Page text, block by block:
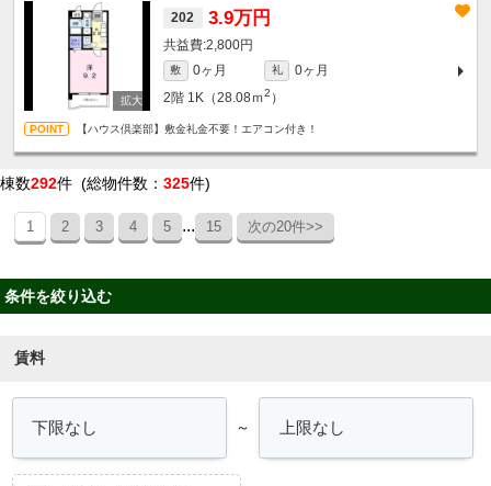
202 3.9万円
2,800円
敷 0ヶ月 礼
0ヶ月
2階 1K（28.08ｍ2 ）
【ハウス倶楽部】敷金礼金不要！エアコン付き！
棟数292件 (総物件数： 325件)
1 2 3 4 5 ... 15 次の20件>>
条件を絞り込む
賃料
～